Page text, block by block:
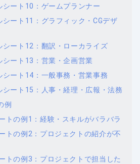
シート10：ゲームプランナー
シート11：グラフィック・CGデザ
シート12：翻訳・ローカライズ
シート13：営業・企画営業
シート14：一般事務・営業事務
シート15：人事・経理・広報・法務
例
トの例1：経験・スキルがバラバラ
トの例2：プロジェクトの紹介が不
トの例3：プロジェクトで担当した